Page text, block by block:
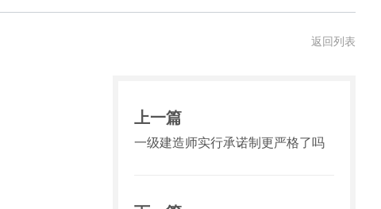
返回列表
上一篇
一级建造师实行承诺制更严格了吗